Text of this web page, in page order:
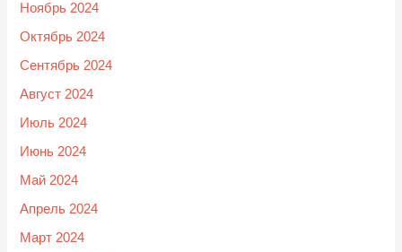
Ноябрь 2024
Октябрь 2024
Сентябрь 2024
Август 2024
Июль 2024
Июнь 2024
Май 2024
Апрель 2024
Март 2024